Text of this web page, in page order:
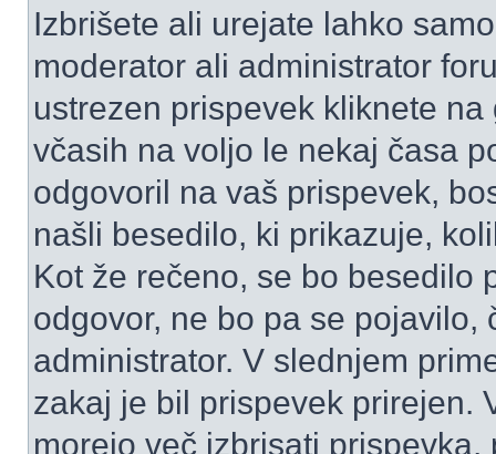
Izbrišete ali urejate lahko
moderator ali administrator
ustrezen prispevek kliknete
včasih na voljo le nekaj časa
odgovoril na vaš prispevek,
našli besedilo, ki prikazuje,
Kot že rečeno, se bo besedilo
odgovor, ne bo pa se
administrator. V slednjem
zakaj je bil prispevek prirejen.
morejo več izbrisati